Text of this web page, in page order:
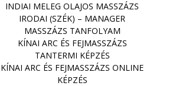
INDIAI MELEG OLAJOS MASSZÁZS
IRODAI (SZÉK) – MANAGER
MASSZÁZS TANFOLYAM
KÍNAI ARC ÉS FEJMASSZÁZS
TANTERMI KÉPZÉS
KÍNAI ARC ÉS FEJMASSZÁZS ONLINE
KÉPZÉS